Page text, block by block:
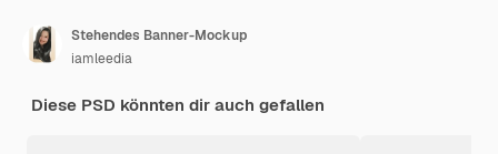
Stehendes Banner-Mockup
iamleedia
Diese PSD könnten dir auch gefallen